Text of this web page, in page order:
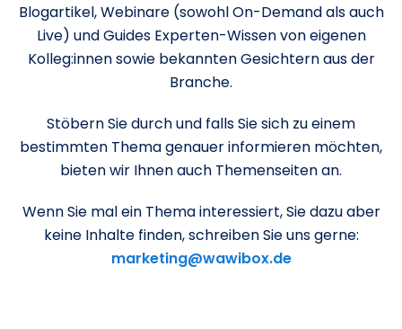
Blogartikel, Webinare (sowohl On-Demand als auch
Live) und Guides Experten-Wissen von eigenen
Kolleg:innen sowie bekannten Gesichtern aus der
Branche.
Stöbern Sie durch und falls Sie sich zu einem
bestimmten Thema genauer informieren möchten,
bieten wir Ihnen auch Themenseiten an.
Wenn Sie mal ein Thema interessiert, Sie dazu aber
keine Inhalte finden, schreiben Sie uns gerne:
marketing@wawibox.de